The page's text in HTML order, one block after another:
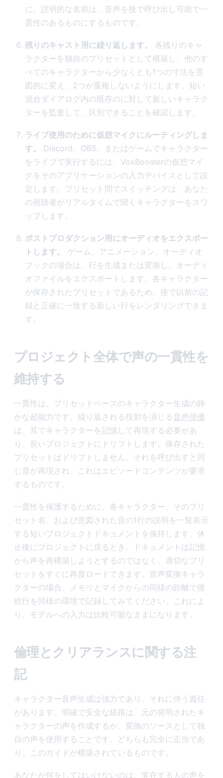
に。説明的な名前は、音声を後で呼び出し可能で一
貫性のあるものにするものです。
残りのキャスト用に繰り返します。
各残りのキャ
ラクターを独自のプリセットとして構築し、他のす
べてのキャラクターから少なくとも1つの寸法を意
図的に変え、2つが重複しないようにします。短い
混合ダイアログ内の既存のに対して新しいキャラク
ターを監査して、区別できることを確認します。
ライブ使用のために仮想マイクにルーティングしま
す。
Discord、OBS、またはゲームでキャラクター
をライブで実行するには、VoxBoosterの仮想マイ
クをそのアプリケーションの入力デバイスとして設
定します。プリセット間でスイッチングは、あなた
の視聴者がリアルタイムで聞くキャラクターをスワ
ップします。
ポストプロダクション用にオーディオをエクスポー
トします。
ゲーム、アニメーション、オーディオ
ブックの場合は、行を生成または変換し、オーディ
オファイルをエクスポートします。各キャラクター
が保存されたプリセットであるため、後で以前の記
録と正確に一致する新しい行をレンダリングできま
す。
プロジェクト全体で声の一貫性を
維持する
一貫性は、プリセットベースのキャラクター生成の静
かな超能力です。繰り返される役割を演じる音声俳優
は、耳でキャラクターを記憶して再現する必要があ
り、長いプロジェクトにドリフトします。保存された
プリセットはドリフトしません。それを呼び出すと同
じ音が再現され、これはエピソードコンテンツが要求
するものです。
一貫性を保護するために、各キャラクター、そのプリ
セット名、および意図された音の1行の説明を一覧表示
する短いプロジェクトドキュメントを保持します。休
止後にプロジェクトに戻るとき、ドキュメントは記憶
から声を再構築しようとするのではなく、適切なプリ
セットをすぐに再度ロードできます。音声変換キャラ
クターの場合、メモリとマイクからの同様の距離で後
続行を同様の環境で記録してみてください。これによ
り、モデルへの入力は比較可能なままになります。
倫理とクリアランスに関する注
記
キャラクター音声生成は強力であり、それに伴う責任
があります。明確で安全な経路は、元の発明されたキ
ャラクターの声を作成するか、変換のソースとして独
自の声を使用することです。どちらも完全に正当であ
り、このガイドが構築されているものです。
あなたが何をしてはいけないのは、実在する人の声を